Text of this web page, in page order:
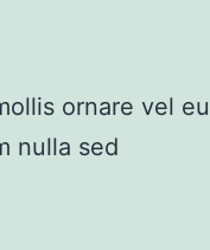
ornare vel eu
nulla sed